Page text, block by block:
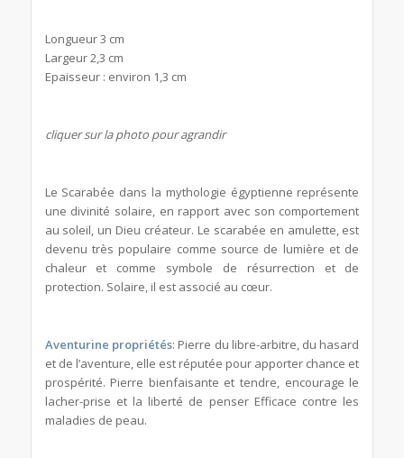
Longueur 3 cm
Largeur 2,3 cm
Epaisseur : environ 1,3 cm
cliquer sur la photo pour agrandir
Le Scarabée dans la mythologie égyptienne représente
une divinité solaire, en rapport avec son comportement
au soleil, un Dieu créateur. Le scarabée en amulette, est
devenu très populaire comme source de lumière et de
chaleur et comme symbole de résurrection et de
protection. Solaire, il est associé au cœur.
Aventurine propriétés: Pierre du libre-arbitre, du hasard
et de l’aventure, elle est réputée pour apporter chance et
prospérité. Pierre bienfaisante et tendre, encourage le
lacher-prise et la liberté de penser Efficace contre les
maladies de peau.